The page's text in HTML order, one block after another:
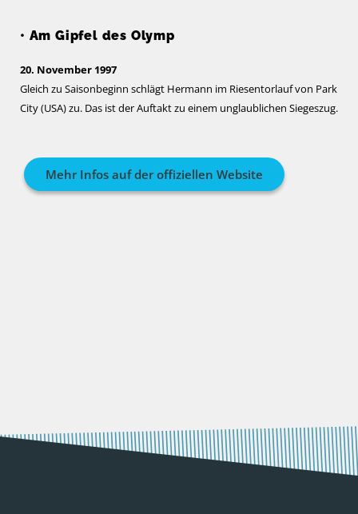
• Am Gipfel des Olymp
20. November 1997
Gleich zu Saisonbeginn schlägt Hermann im Riesentorlauf von Park
City (USA) zu. Das ist der Auftakt zu einem unglaublichen Siegeszug.
Mehr Infos auf der offiziellen Website